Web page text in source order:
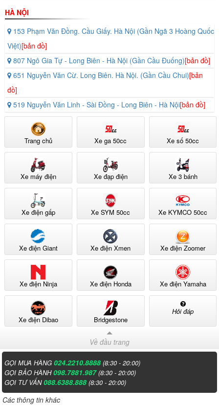
HÀ NỘI
153 Phạm Văn Đồng. Cầu Giấy. Hà Nội (Gần Ngã 3 Hoàng Quốc
Việt)[bản đồ]
807 Ngô Gia Tự - Long Biên - Hà Nội (Gần Cầu Đuống)[bản đồ]
651 Nguyễn Văn Cừ. Long Biên. Hà Nội. (Gần Cầu Chui)[bản
đồ]
519 Nguyễn Văn Linh - Sài Đồng - Long Biên - Hà Nội[bản đồ]
Trang chủ Xe ga 50cc Xe số 50cc
Xe máy điện Xe đạp điện Xe 3 bánh
Xe điện gấp Xe SYM 50cc Xe KYMCO 50cc
Xe điện Giant Xe điện Xmen Xe điện Zoomer
Xe điện Ninja Xe điện Honda Xe điện Yamaha
Xe điện Dibao Bridgestone
Hỏi đáp
Về đầu trang
GỌI MUA HÀNG024.2210.8888 (8:30 - 20:00)
GỌI BẢO HÀNH098.7881.987 (8:30 - 20:00)
GỌI TƯ VẤN088.6388.888 (8:30 - 20:00)
Các thông tin khác